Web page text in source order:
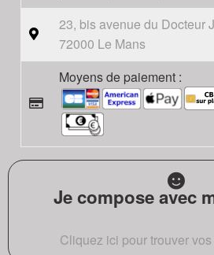
23, bis avenue du Docteur
72000 Le Mans
Moyens de paiement :
Je compose avec
Cliquez ici pour trouver